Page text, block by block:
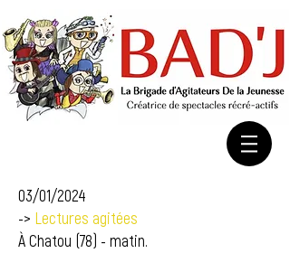
03/01/2024
-> Lectures agitées
À Chatou (78) - matin.